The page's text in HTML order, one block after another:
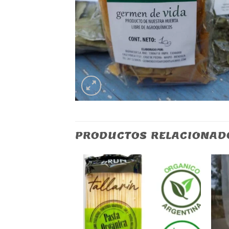
PRODUCTOS